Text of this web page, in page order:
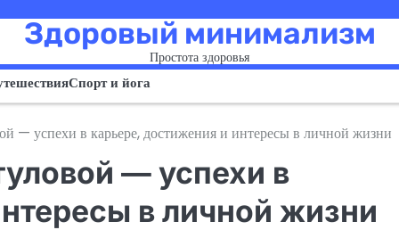
Здоровый минимализм
Простота здоровья
Спорт и йога
— успехи в карьере, достижения и интересы в личной жизни
— успехи в
в личной жизни